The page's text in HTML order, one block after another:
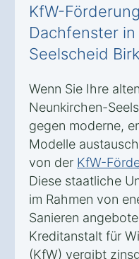
KfW-
Dachfenster
Seelscheid
Wenn Sie Ihre
Neunkirchen-
gegen moderne,
Modelle
von der KfW-
Diese staatliche
im Rahmen von
Sanieren
Kreditanstalt für
(KfW) vergibt